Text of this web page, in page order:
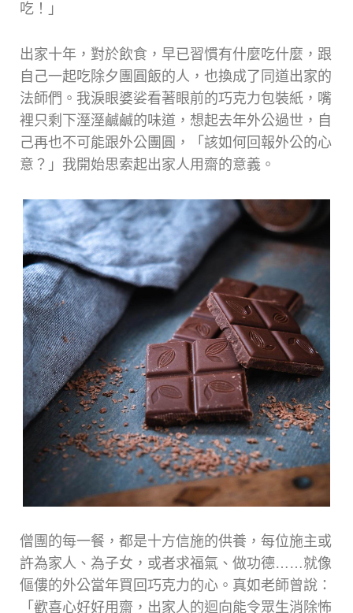
吃！」
出家十年，對於飲食，早已習慣有什麼吃什麼，跟
自己一起吃除夕團圓飯的人，也換成了同道出家的
法師們。我淚眼婆娑看著眼前的巧克力包裝紙，嘴
裡只剩下溼溼鹹鹹的味道，想起去年外公過世，自
己再也不可能跟外公團圓，「該如何回報外公的心
意？」我開始思索起出家人用齋的意義。
僧團的每一餐，都是十方信施的供養，每位施主或
許為家人、為子女，或者求福氣、做功德……就像
傴僂的外公當年買回巧克力的心。真如老師曾說：
「歡喜心好好用齋，出家人的迴向能令眾生消除怖